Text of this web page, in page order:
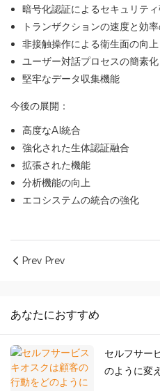
暗号化認証によるセキュリテ
トランザクションの速度と効
非接触操作による衛生面の向上
ユーザー対話プロセスの簡素化
堅牢なデータ収集機能
今後の展開：
高度なAI統合
強化された生体認証融合
拡張された機能
分析機能の向上
エコシステムの統合の強化
Prev Prev
あなたにおすすめ
セルフサー
のように変